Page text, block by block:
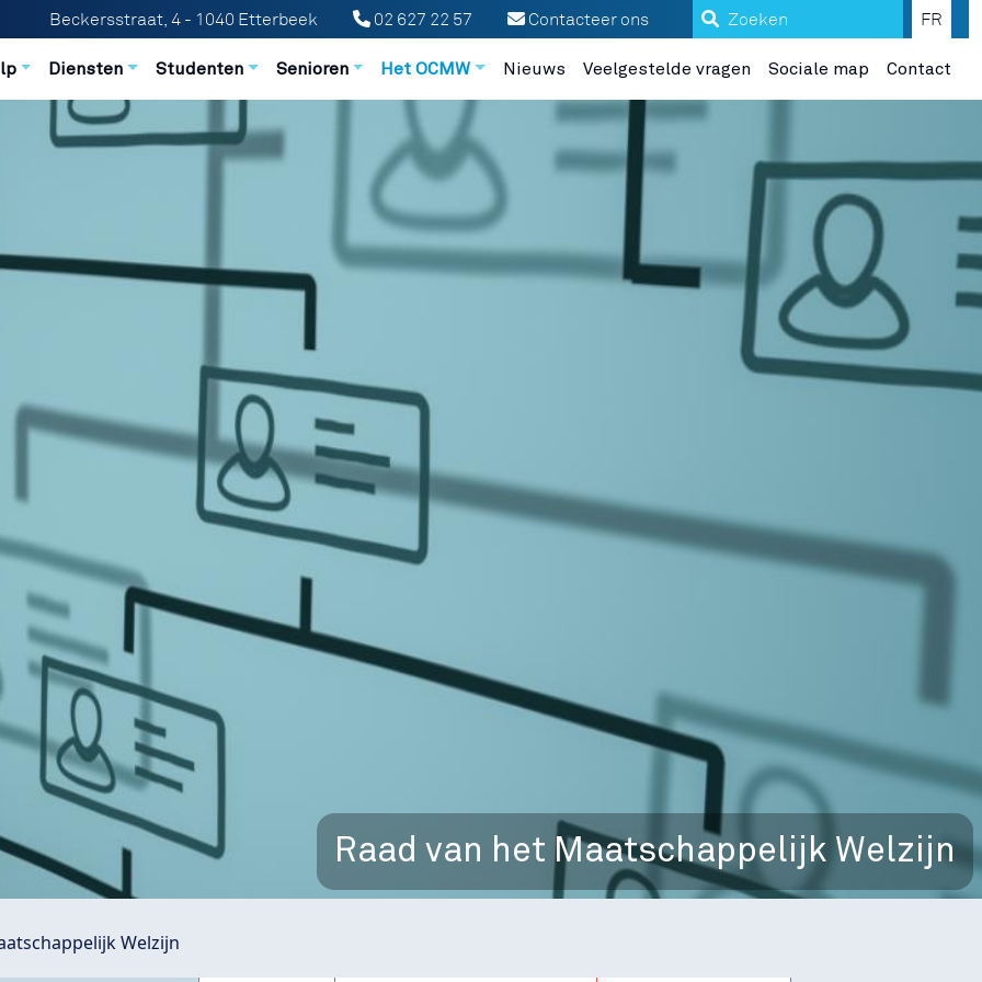
Zoeken FR
Contacteer ons
02 627 22 57
Beckersstraat, 4 - 1040 Etterbeek
principale
Diensten Studenten Senioren Het OCMW Nieuws Veelgestelde vragen Sociale map Contact
Raad van het Maatschappelijk Welzijn
Welzijn